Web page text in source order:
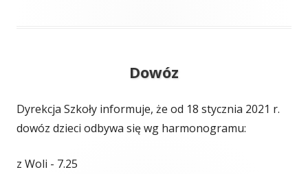
Dowóz
Dyrekcja Szkoły informuje, że od 18 stycznia 2021 r.
dowóz dzieci odbywa się wg harmonogramu:
z Woli - 7.25